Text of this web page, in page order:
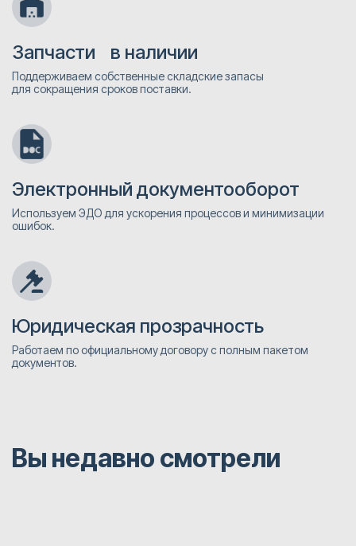
Запчасти в наличии
Поддерживаем собственные складские запасы
для сокращения сроков поставки.
Электронный документооборот
Используем ЭДО для ускорения процессов и минимизации
ошибок.
Юридическая прозрачность
Работаем по официальному договору с полным пакетом
документов.
Вы недавно смотрели